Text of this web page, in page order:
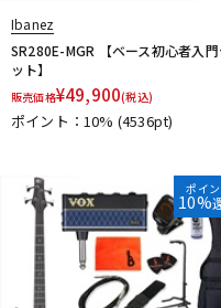
Ibanez
SR280E-MGR 【ベース初心者入門
ット】
販売価格¥49,900(税込)
ポイント：10% (4536pt)
ポイ
10%